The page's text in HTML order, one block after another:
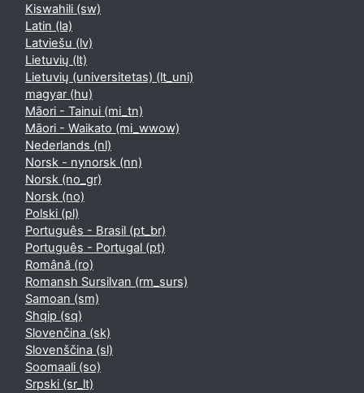
Kiswahili ‎(sw)‎
Latin ‎(la)‎
Latviešu ‎(lv)‎
Lietuvių ‎(lt)‎
Lietuvių (universitetas) ‎(lt_uni)‎
magyar ‎(hu)‎
Māori - Tainui ‎(mi_tn)‎
Māori - Waikato ‎(mi_wwow)‎
Nederlands ‎(nl)‎
Norsk - nynorsk ‎(nn)‎
Norsk ‎(no_gr)‎
Norsk ‎(no)‎
Polski ‎(pl)‎
Português - Brasil ‎(pt_br)‎
Português - Portugal ‎(pt)‎
Română ‎(ro)‎
Romansh Sursilvan ‎(rm_surs)‎
Samoan ‎(sm)‎
Shqip ‎(sq)‎
Slovenčina ‎(sk)‎
Slovenščina ‎(sl)‎
Soomaali ‎(so)‎
Srpski ‎(sr_lt)‎